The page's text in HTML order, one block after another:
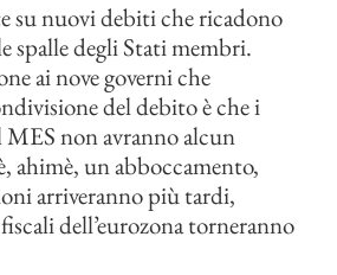
su nuovi debiti che ricadono
spalle degli Stati membri.
ai nove governi che
del debito è che i
non avranno alcun
ahimè, un abboccamento,
arriveranno più tardi,
dell’eurozona torneranno